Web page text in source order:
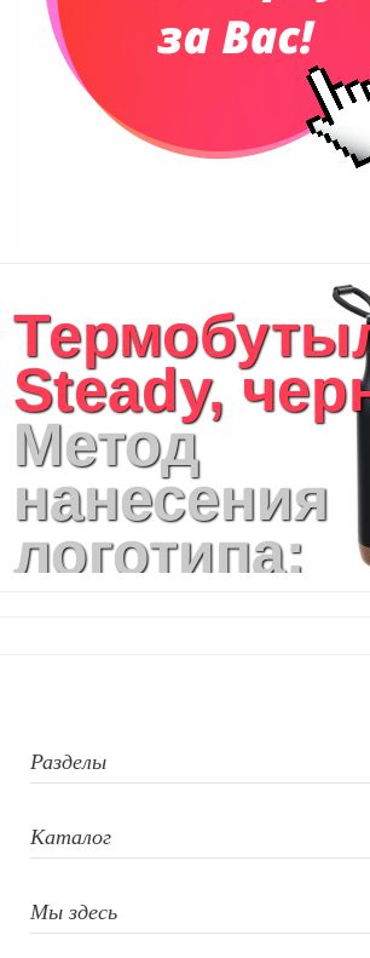
Steady,
Метод
нанесения
логотипа:
УФ печать,
окружности
Разделы
Каталог
Мы здесь